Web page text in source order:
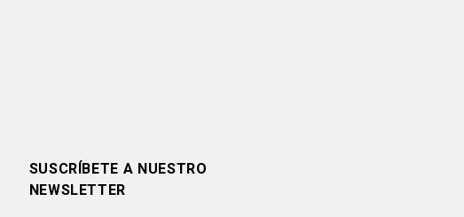
SUSCRÍBETE A NUESTRO
NEWSLETTER